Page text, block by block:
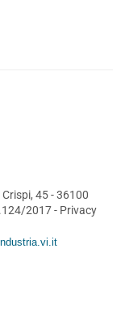
45 - 36100
2017- Privacy